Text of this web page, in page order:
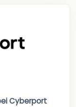
Cyberport